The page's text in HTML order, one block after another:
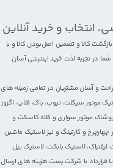
انتخاب و خرید آنلاین
کالا و تضمین اصل‌بودن کالا و با
تجربه لذت خرید اینترنتی آسان
و آسان مشتریان در تمامی زمینه های
موتور سیکلت،تیوب، باک،فلاپ، اگزوز
موتور سواری و کلاه کاسکت و
چهارچرخ و کارتینگ و نیز لاستیک ماشین
لیفتراک،لاستیک بابکت،لاستیک بیل
و با قرارداد با شرکت پست هزینه های ارسال